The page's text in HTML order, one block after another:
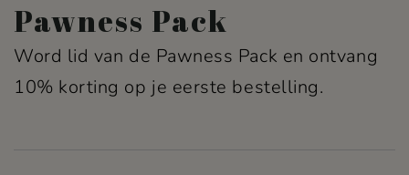
Pawness Pack
Word lid van de Pawness Pack en ontvang
10% korting op je eerste bestelling.